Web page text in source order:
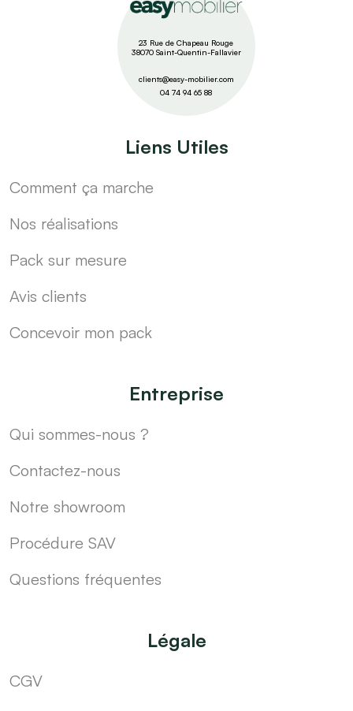
23 Rue de Chapeau Rouge
38070 Saint-Quentin-Fallavier
clients@easy-mobilier.com
04 74 94 65 88
Liens Utiles
Comment ça marche
Nos réalisations
Pack sur mesure
Avis clients
Concevoir mon pack
Entreprise
Qui sommes-nous ?
Contactez-nous
Notre showroom
Procédure SAV
Questions fréquentes
Légale
CGV